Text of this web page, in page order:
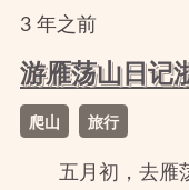
3年之前
游雁荡山日记
爬山 旅行
五月初，去雁